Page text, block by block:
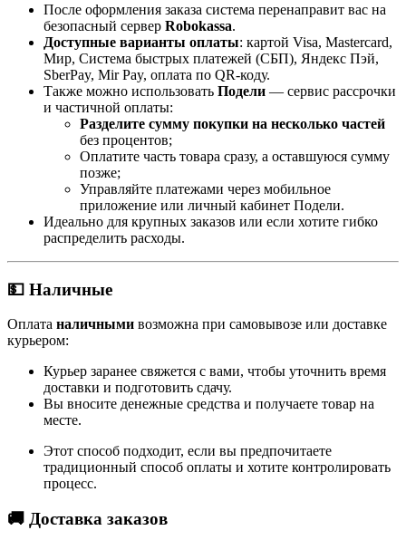
После оформления заказа система перенаправит вас на
безопасный сервер Robokassa.
Доступные варианты оплаты: картой Visa, Mastercard,
Мир, Система быстрых платежей (СБП), Яндекс Пэй,
SberPay, Mir Pay, оплата по QR-коду.
Также можно использовать Подели — сервис рассрочки
и частичной оплаты:
Разделите сумму покупки на несколько частей
без процентов;
Оплатите часть товара сразу, а оставшуюся сумму
позже;
Управляйте платежами через мобильное
приложение или личный кабинет Подели.
Идеально для крупных заказов или если хотите гибко
распределить расходы.
💵 Наличные
Оплата наличными возможна при самовывозе или доставке
курьером:
Курьер заранее свяжется с вами, чтобы уточнить время
доставки и подготовить сдачу.
Вы вносите денежные средства и получаете товар на
месте.
Этот способ подходит, если вы предпочитаете
традиционный способ оплаты и хотите контролировать
процесс.
🚚 Доставка заказов